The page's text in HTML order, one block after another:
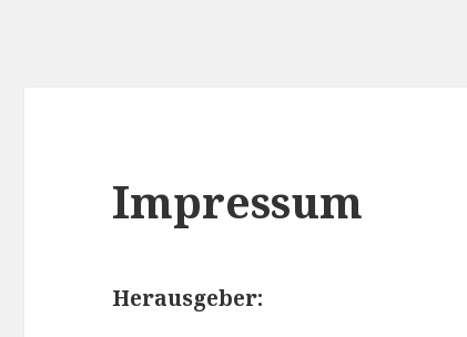
Impressum
Herausgeber: